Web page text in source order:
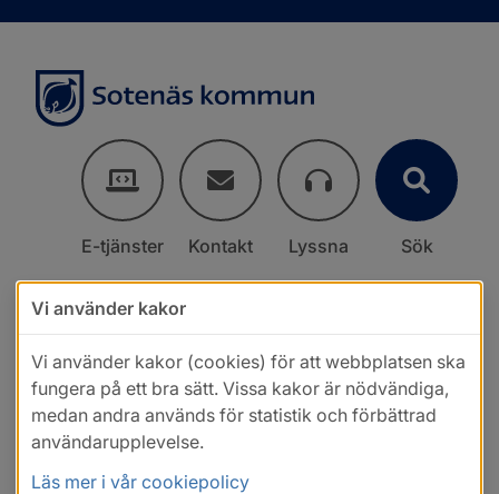
E-tjänster Kontakt Lyssna Sök
Vi använder kakor
Vi använder kakor (cookies) för att webbplatsen ska
fungera på ett bra sätt. Vissa kakor är nödvändiga,
medan andra används för statistik och förbättrad
användarupplevelse.
Läs mer i vår cookiepolicy